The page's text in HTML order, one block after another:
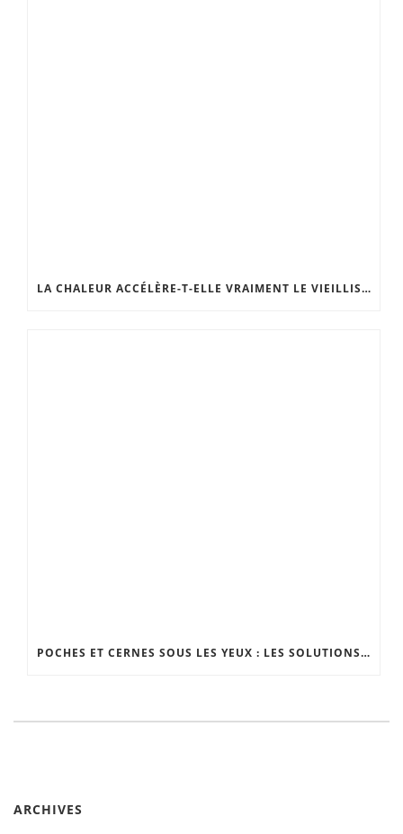
LA CHALEUR ACCÉLÈRE-T-ELLE VRAIMENT LE VIEILLISSEMENT DE LA PEAU ?
POCHES ET CERNES SOUS LES YEUX : LES SOLUTIONS EFFICACES
ARCHIVES